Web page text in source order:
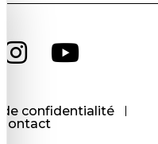
de confidentialité
Contact